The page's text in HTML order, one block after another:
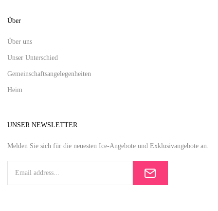
Über
Über uns
Unser Unterschied
Gemeinschaftsangelegenheiten
Heim
UNSER NEWSLETTER
Melden Sie sich für die neuesten Ice-Angebote und Exklusivangebote an.